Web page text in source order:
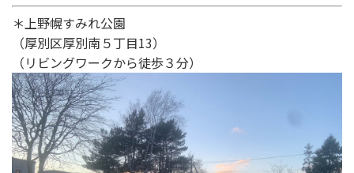
＊上野幌すみれ公園
（厚別区厚別南５丁目13）
（リビングワークから徒歩３分）